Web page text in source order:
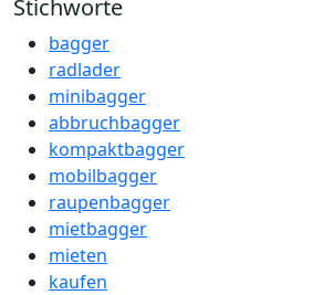
Stichworte
bagger
radlader
minibagger
abbruchbagger
kompaktbagger
mobilbagger
raupenbagger
mietbagger
mieten
kaufen